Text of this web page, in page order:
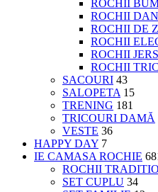
ROCHII
ROCHII
ROCHII DE
ROCHII
ROCHII
ROCHII
SACOURI 43
SALOPETA 15
TRENING 181
TRICOURI DAMĂ
VESTE 36
HAPPY DAY 7
IE CAMASA ROCHIE
ROCHII
SET CUPLU 34